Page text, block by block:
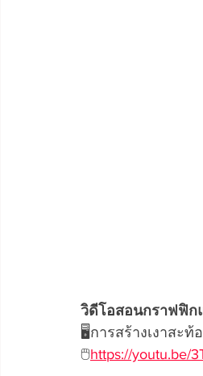
วิดีโอสอนกราฟฟิก
🖥️การสร้างเงาสะท้
🖱️https://youtu.be/